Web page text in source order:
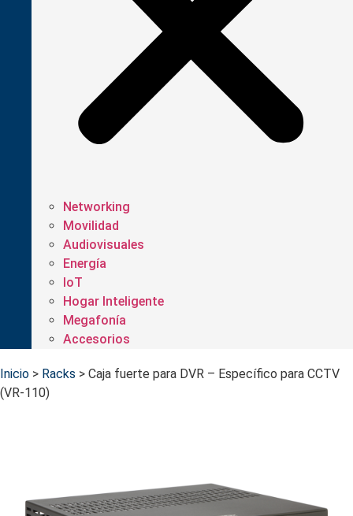
Networking
Movilidad
Audiovisuales
Energía
IoT
Hogar Inteligente
Megafonía
Accesorios
Inicio > Racks > Caja fuerte para DVR – Específico para CCTV
(VR-110)